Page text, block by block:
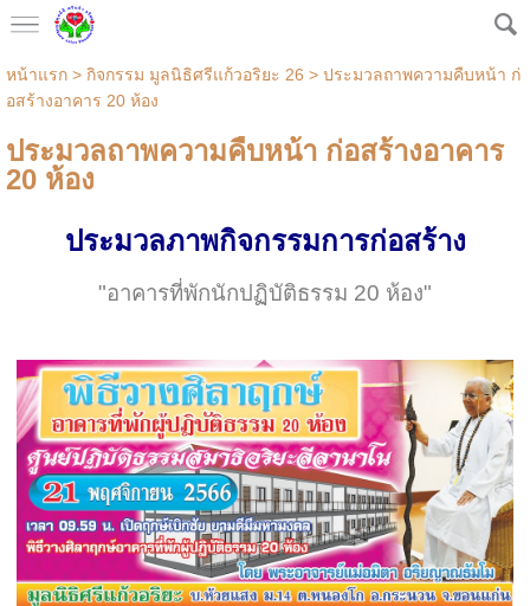
หน้าแรก> กิจกรรม มูลนิธิศรีแก้วอริยะ 26 > ประมวลถาพความคืบหน้า ก่
อสร้างอาคาร 20 ห้อง
ประมวลถาพความคืบหน้า ก่อสร้างอาคาร
20 ห้อง
ประมวลภาพกิจกรรมการก่อสร้าง
"อาคารที่พักนักปฏิบัติธรรม 20 ห้อง"